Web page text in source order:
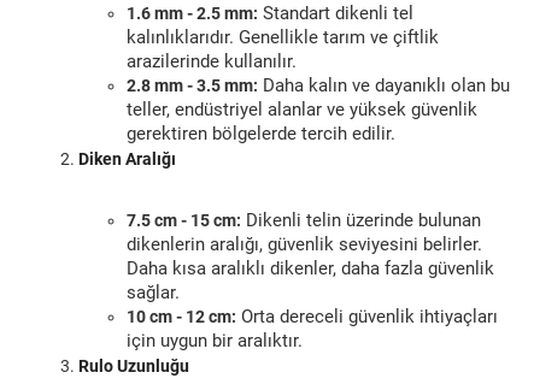
1.6 mm - 2.5 mm: Standart dikenli tel
kalınlıklarıdır. Genellikle tarım ve çiftlik
arazilerinde kullanılır.
2.8 mm - 3.5 mm: Daha kalın ve dayanıklı olan bu
teller, endüstriyel alanlar ve yüksek güvenlik
gerektiren bölgelerde tercih edilir.
Diken Aralığı
7.5 cm - 15 cm: Dikenli telin üzerinde bulunan
dikenlerin aralığı, güvenlik seviyesini belirler.
Daha kısa aralıklı dikenler, daha fazla güvenlik
sağlar.
10 cm - 12 cm: Orta dereceli güvenlik ihtiyaçları
için uygun bir aralıktır.
Rulo Uzunluğu